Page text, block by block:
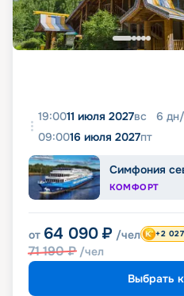
19:0011 июля 2027вс 6 дн/
09:0016 июля 2027пт
Симфония
КОМФОРТ
от 64 090 ₽ /чел
71 190₽ /чел
+2 027
Выбрать